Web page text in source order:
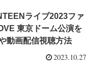
ライブ2023ファ
東京ドーム公演を
動画配信視聴方法
2023.10.27